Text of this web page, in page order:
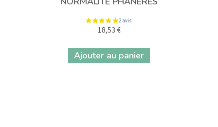
18,53 €
Ajouter au panier